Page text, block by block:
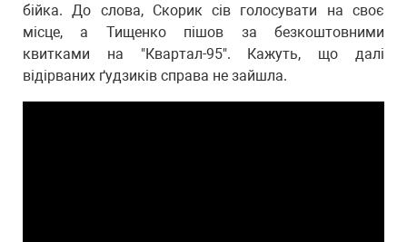
бійка. До слова, Скорик сів голосувати на своє
місце, а Тищенко пішов за безкоштовними
квитками на "Квартал-95". Кажуть, що далі
відірваних ґудзиків справа не зайшла.